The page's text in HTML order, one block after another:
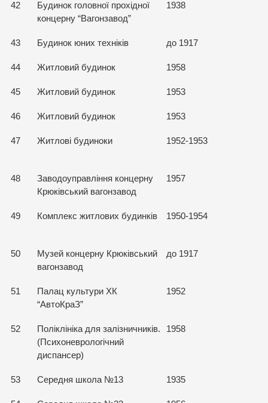
42
Будинок головної прохідної
концерну “Вагонзавод”
1938
43 Будинок юних техніків до 1917
44 Житловий будинок 1958
45 Житловий будинок 1953
46 Житловий будинок 1953
47 Житлові будиноки 1952-1953
48
Заводоуправління концерну
Крюківський вагонзавод
1957
49 Комплекс житлових будинків 1950-1954
50
Музей концерну Крюківський
вагонзавод
до 1917
51
Палац культури ХК
“АвтоКраЗ”
1952
52
Поліклініка для залізничників.
(Психоневрологічний
диспансер)
1958
53 Середня школа №13 1935